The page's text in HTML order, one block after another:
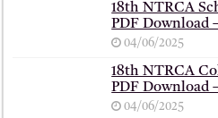
18th NTRCA
PDF Download
04/06/2025
18th NTRCA
PDF Download
04/06/2025